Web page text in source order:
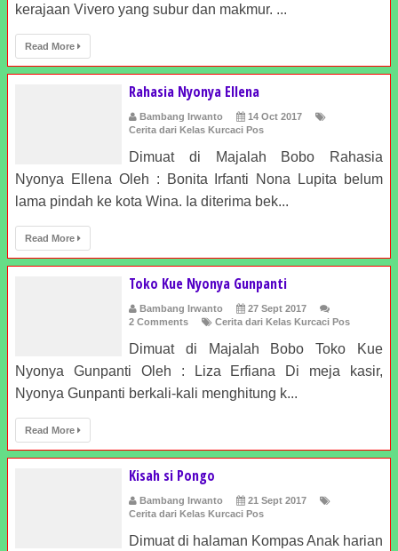
kerajaan Vivero yang subur dan makmur. ...
Read More
Rahasia Nyonya Ellena
Bambang Irwanto
14 Oct 2017
Cerita dari Kelas Kurcaci Pos
Dimuat di Majalah Bobo Rahasia
Nyonya Ellena Oleh : Bonita Irfanti Nona Lupita belum
lama pindah ke kota Wina. Ia diterima bek...
Read More
Toko Kue Nyonya Gunpanti
Bambang Irwanto
27 Sept 2017
2 Comments
Cerita dari Kelas Kurcaci Pos
Dimuat di Majalah Bobo Toko Kue
Nyonya Gunpanti Oleh : Liza Erfiana Di meja kasir,
Nyonya Gunpanti berkali-kali menghitung k...
Read More
Kisah si Pongo
Bambang Irwanto
21 Sept 2017
Cerita dari Kelas Kurcaci Pos
Dimuat di halaman Kompas Anak harian